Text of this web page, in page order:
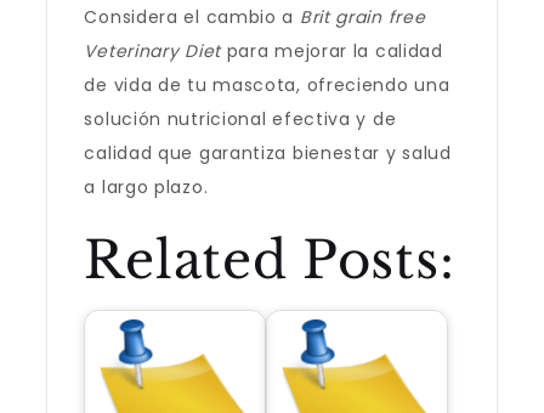
Considera el cambio a Brit grain free
Veterinary Dietpara mejorar la calidad
de vida de tu mascota, ofreciendo una
solución nutricional efectiva y de
calidad que garantiza bienestar y salud
a largo plazo.
Related Posts: